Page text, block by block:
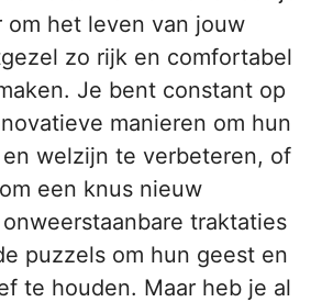
om het leven van jouw
zo rijk en comfortabel
Je bent constant op
manieren om hun
welzijn te verbeteren, of
een knus nieuw
traktaties
puzzels om hun geest en
te houden. Maar heb je al